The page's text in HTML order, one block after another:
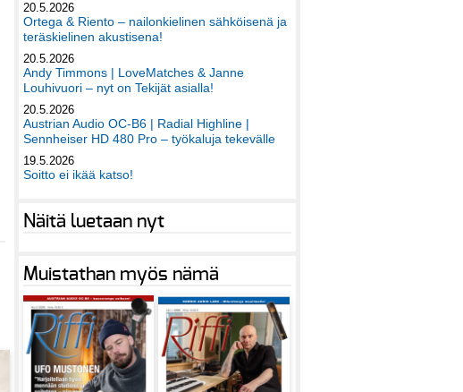
20.5.2026
Ortega & Riento – nailonkielinen sähköisenä ja
teräskielinen akustisena!
20.5.2026
Andy Timmons | LoveMatches & Janne
Louhivuori – nyt on Tekijät asialla!
20.5.2026
Austrian Audio OC-B6 | Radial Highline |
Sennheiser HD 480 Pro – työkaluja tekevälle
19.5.2026
Soitto ei ikää katso!
Näitä luetaan nyt
Muistathan myös nämä